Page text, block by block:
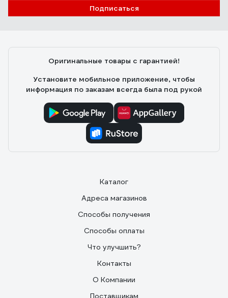
Подписаться
Оригинальные товары с гарантией!
Установите мобильное приложение, чтобы
информация по заказам всегда была под рукой
Каталог
Адреса магазинов
Способы получения
Способы оплаты
Что улучшить?
Контакты
О Компании
Поставщикам